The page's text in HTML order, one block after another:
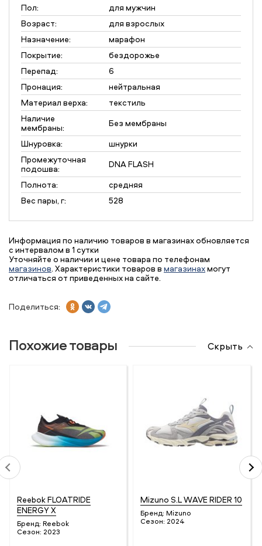
Пол:
для мужчин
Возраст:
для взрослых
Назначение:
марафон
Покрытие:
бездорожье
Перепад:
6
Пронация:
нейтральная
Материал верха:
текстиль
Наличие
мембраны:
Без мембраны
Шнуровка:
шнурки
Промежуточная
подошва:
DNA FLASH
Полнота:
средняя
Вес пары, г:
528
Информация по наличию товаров в магазинах обновляется
с интервалом в 1 сутки
Уточняйте о наличии и цене товара по телефонам
магазинов. Характеристики товаров в магазинахмогут
отличаться от приведенных на сайте.
Поделиться:
Похожие товары Скрыть
Reebok FLOATRIDE
ENERGY X
Бренд: Reebok
Сезон: 2023
Mizuno S.L WAVE RIDER 10
Бренд: Mizuno
Сезон: 2024